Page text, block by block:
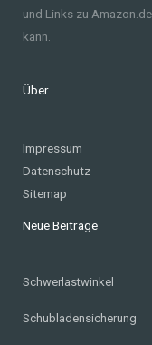
und Links zu
kann.
Über
Impressum
Datenschutz
Sitemap
Neue Beiträge
Schwerlastwinkel
Schubladensicherung